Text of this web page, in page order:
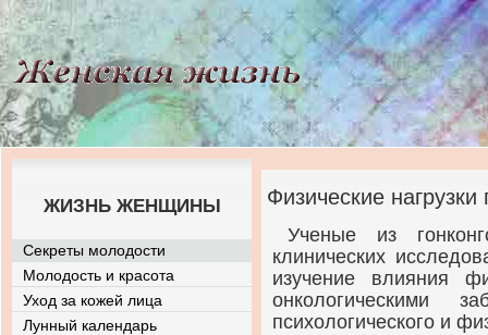
Физические
Ученые из
клинических
изучение влияния
онкологическими
психологического и
ЖИЗНЬ ЖЕНЩИНЫ
Секреты молодости
Молодость и красота
Уход за кожей лица
Лунный календарь